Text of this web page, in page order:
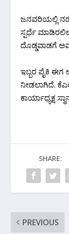
ಜನವರಿಯಲ್ಲಿ
ಸ್ಪರ್ಧೆ
ದೊಡ್ಡವಾಡಗೆ
ಇಬ್ಬರ ಪೈಕಿ ಈಗ
ನೀಡಲಾಗಿದೆ.
ಕಾರ್ಯಾಧ್ಯಕ್ಷ
SHARE:
PREVIOUS